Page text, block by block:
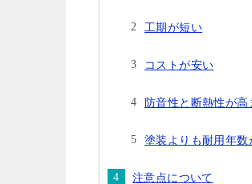
工期が短い
コストが安い
防音性と断熱性が高
塗装よりも耐用年数
注意点について